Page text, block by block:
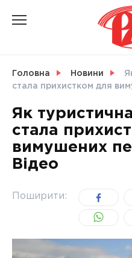
УКРАЇНА
Головна Новини
стала прихистком для
Як
стала
вимушених
Відео
Поширити: